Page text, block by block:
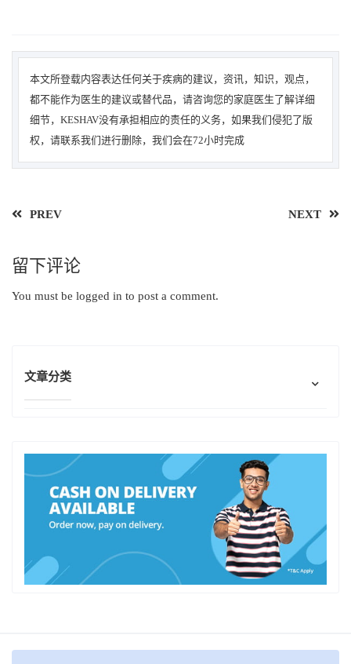
本文所登载内容表达任何关于疾病的建议，资讯，知识，观点，
都不能作为医生的建议或替代品，请咨询您的家庭医生了解详细
细节，KESHAV没有承担相应的责任的义务，如果我们侵犯了版
权，请联系我们进行删除，我们会在72小时完成
PREV NEXT
留下评论
You must be logged in to post a comment.
文章分类